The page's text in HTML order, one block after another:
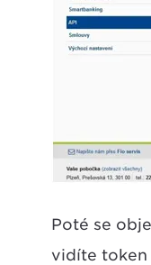
Poté se
vidíte token